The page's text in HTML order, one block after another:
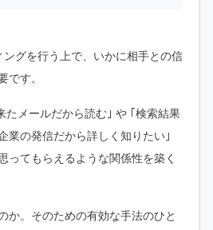
グを行う上で、いかに相手との信
です。
たメールだから読む｣ や ｢検索結果
業の発信だから詳しく知りたい｣
ってもらえるような関係性を築く
か。そのための有効な手法のひと